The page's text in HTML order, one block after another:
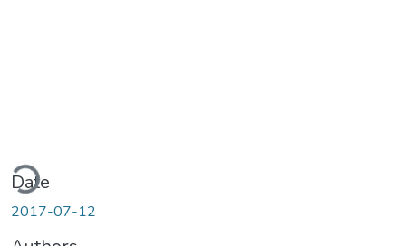
Date
2017-07-12